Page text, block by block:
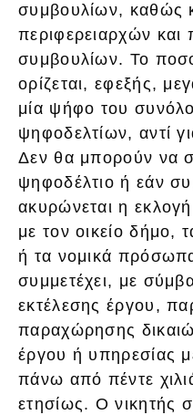
συμβουλίων, καθώς
περιφερειαρχών και
συμβουλίων. Το
ορίζεται, εφεξής,
μία ψήφο του
ψηφοδελτίων, αντί
Δεν θα μπορούν να
ψηφοδέλτιο ή εάν
ακυρώνεται η
με τον οικείο δήμο,
ή τα νομικά
συμμετέχει, με
εκτέλεσης έργου,
παραχώρησης
έργου ή υπηρεσίας
πάνω από πέντε
ετησίως. Ο νικητής